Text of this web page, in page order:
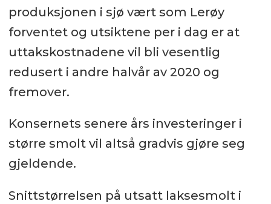
produksjonen i sjø vært som Lerøy
forventet og utsiktene per i dag er at
uttakskostnadene vil bli vesentlig
redusert i andre halvår av 2020 og
fremover.
Konsernets senere års investeringer i
større smolt vil altså gradvis gjøre seg
gjeldende.
Snittstørrelsen på utsatt laksesmolt i